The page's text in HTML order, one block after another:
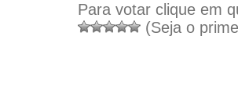
Para votar clique em
(Seja o